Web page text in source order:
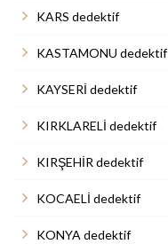
KARS dedektif
KASTAMONU dedektif
KAYSERİ dedektif
KIRKLARELİ dedektif
KIRŞEHİR dedektif
KOCAELİ dedektif
KONYA dedektif